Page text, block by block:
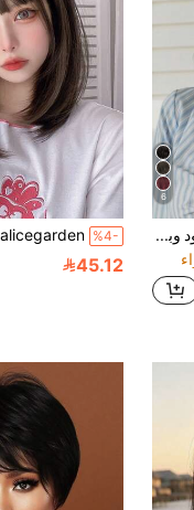
6
NAMM شعر مستعار قصير أسود وبني للنساء، شعر مستعار مموج وكيرلي بني داكن اصطناعي مع غرة ستائر، مقاوم للحرارة، ألياف طبيعية المظهر، للفتيات للاستخدام اليومي والحفلات، 14 بوصة
%4-
45.12